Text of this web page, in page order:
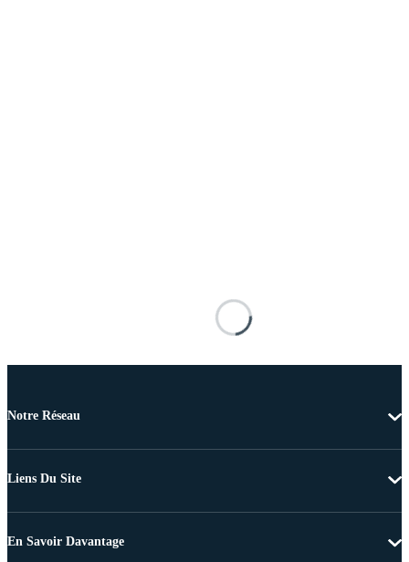
Notre Réseau
Liens Du Site
En Savoir Davantage